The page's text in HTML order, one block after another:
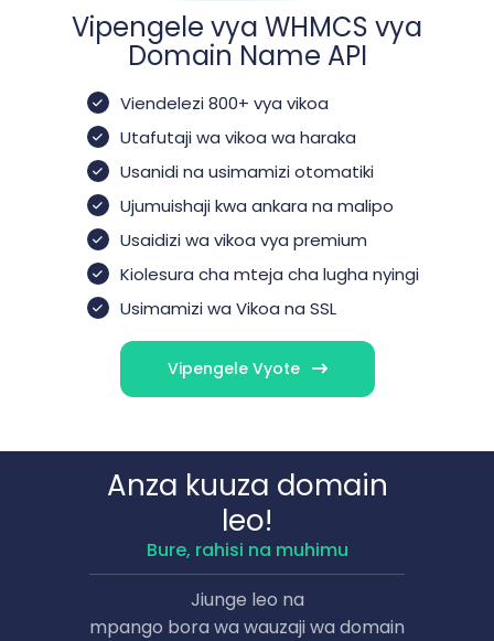
Vipengele vya WHMCS vya
Domain Name API
Viendelezi 800+ vya vikoa
Utafutaji wa vikoa wa haraka
Usanidi na usimamizi otomatiki
Ujumuishaji kwa ankara na malipo
Usaidizi wa vikoa vya premium
Kiolesura cha mteja cha lugha nyingi
Usimamizi wa Vikoa na SSL
Vipengele Vyote
Anza kuuza domain
leo!
Bure, rahisi na muhimu
Jiunge leo na
mpango bora wa wauzaji wa domain